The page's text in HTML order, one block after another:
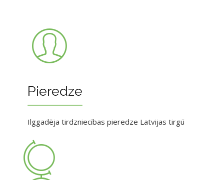
Pieredze
Ilggadēja tirdzniecības pieredze Latvijas tirgū